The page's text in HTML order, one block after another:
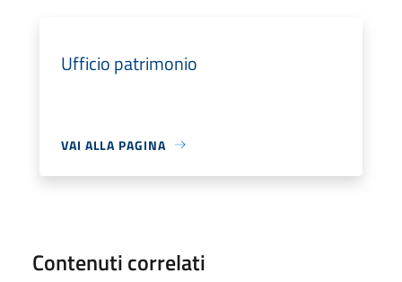
Ufficio patrimonio
VAI ALLA PAGINA
Contenuti correlati